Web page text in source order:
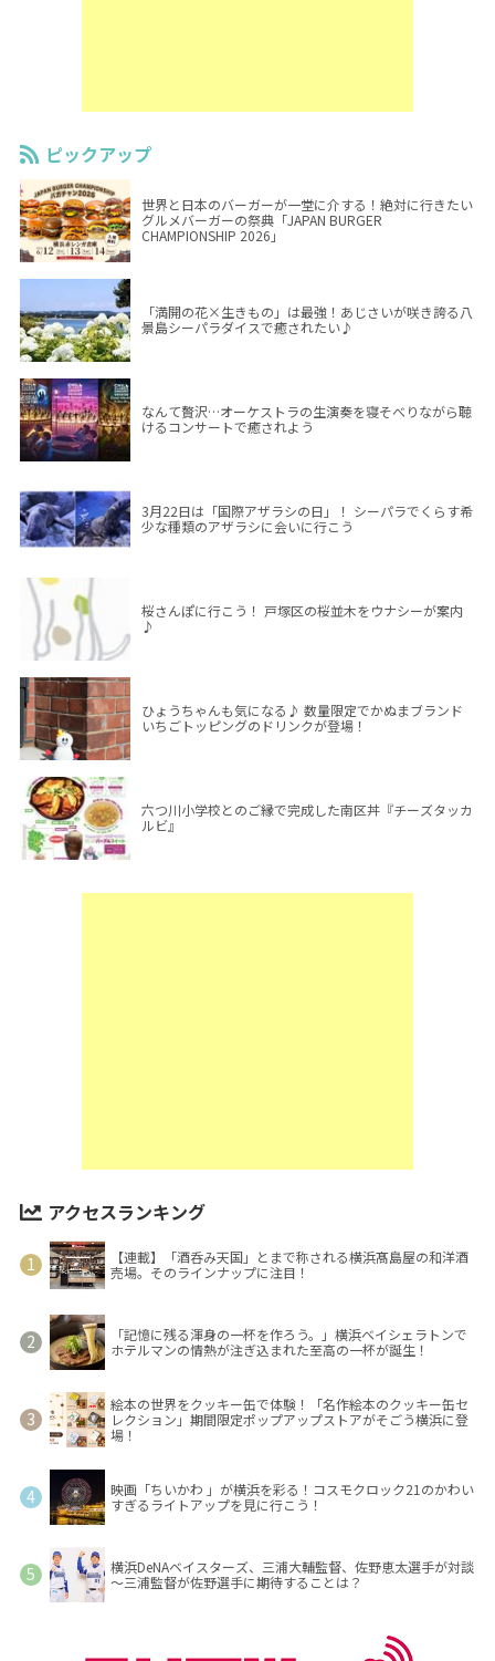
ピックアップ
世界と日本のバーガーが一堂に介する！絶対に行きたい
グルメバーガーの祭典「JAPAN BURGER
CHAMPIONSHIP 2026」
「満開の花×生きもの」は最強！あじさいが咲き誇る八
景島シーパラダイスで癒されたい♪
なんて贅沢…オーケストラの生演奏を寝そべりながら聴
けるコンサートで癒されよう
3月22日は「国際アザラシの日」！ シーパラでくらす希
少な種類のアザラシに会いに行こう
桜さんぽに行こう！ 戸塚区の桜並木をウナシーが案内
♪
ひょうちゃんも気になる♪ 数量限定でかぬまブランド
いちごトッピングのドリンクが登場！
六つ川小学校とのご縁で完成した南区丼『チーズタッカ
ルビ』
アクセスランキング
【連載】「酒呑み天国」とまで称される横浜髙島屋の和洋酒
売場。そのラインナップに注目！
「記憶に残る渾身の一杯を作ろう。」横浜ベイシェラトンで
ホテルマンの情熱が注ぎ込まれた至高の一杯が誕生！
絵本の世界をクッキー缶で体験！「名作絵本のクッキー缶セ
レクション」期間限定ポップアップストアがそごう横浜に登
場！
映画「ちいかわ 」が横浜を彩る！コスモクロック21のかわい
すぎるライトアップを見に行こう！
横浜DeNAベイスターズ、三浦大輔監督、佐野恵太選手が対談
～三浦監督が佐野選手に期待することは？